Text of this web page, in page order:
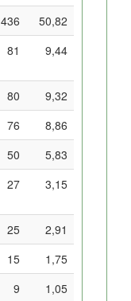
436
50,82
81 9,44
80
9,32
76
8,86
50
5,83
27 3,15
25
2,91
15
1,75
9
1,05